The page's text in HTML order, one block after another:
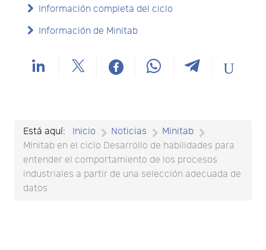
Información completa del ciclo
Información de Minitab
Está aquí: Inicio Noticias
Minitab
Minitab en el ciclo Desarrollo de habilidades para
entender el comportamiento de los procesos
industriales a partir de una selección adecuada de
datos